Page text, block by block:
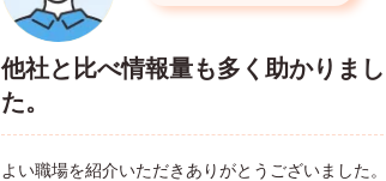
他社と比べ情報量も多く助かりまし
た。
よい職場を紹介いただきありがとうございました。